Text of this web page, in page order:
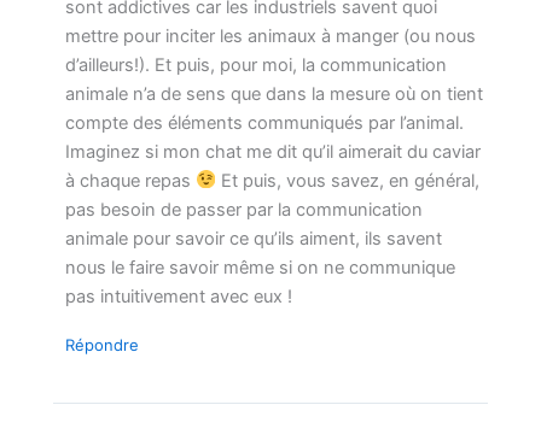
sont addictives car les industriels savent quoi
mettre pour inciter les animaux à manger (ou nous
d’ailleurs!). Et puis, pour moi, la communication
animale n’a de sens que dans la mesure où on tient
compte des éléments communiqués par l’animal.
Imaginez si mon chat me dit qu’il aimerait du caviar
à chaque repas
Et puis, vous savez, en général,
pas besoin de passer par la communication
animale pour savoir ce qu’ils aiment, ils savent
nous le faire savoir même si on ne communique
pas intuitivement avec eux !
Répondre